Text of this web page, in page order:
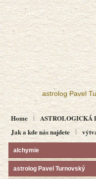
astrolog Pavel
Home ASTROLOGICKÁ
Jak a kde nás najdete
alchymie
astrolog Pavel Turnovský